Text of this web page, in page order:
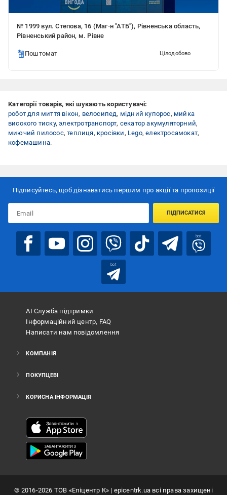
№ 1999 вул. Степова, 16 (Маг-н "АТБ"), Рівненська область,
Рівненський район, м. Рівне
Поштомат Цілодобово
Категорії товарів, які шукають користувачі:
робот для миття вікон, велосипед, мідний купорос, мийка
високого тиску,электротранспорт, секатор акумуляторний,
миючий пилосос,теплиця, кросівки, Lego,електросамокат,
кофемашина.
Підписуйтесь, щоб дізнаватись першим про акції та пропозиції
ПІДПИСАТИСЯ
bot
bot
АІ Служба підтримки
Інформаційний центр, FAQ
Написати нам повідомлення
КОМПАНІЯ
ПОКУПЦЕВІ
КОРИСНА ІНФОРМАЦІЯ
© 2016-2026 ТОВ «Епіцентр К»| epicentrk.ua всі права захищені